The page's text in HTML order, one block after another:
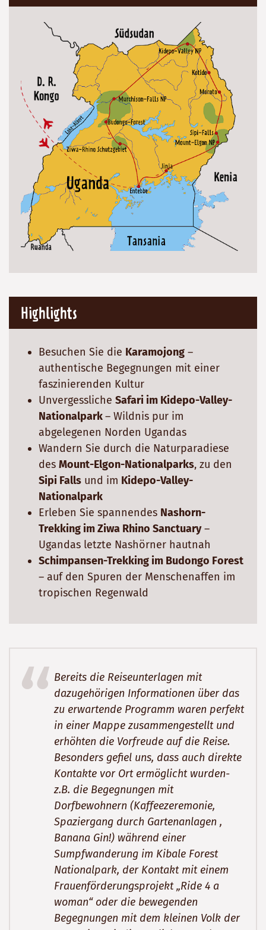
Highlights
Besuchen Sie die Karamojong–
authentische Begegnungen mit einer
faszinierenden Kultur
Unvergessliche Safari im Kidepo-Valley-
Nationalpark– Wildnis pur im
abgelegenen Norden Ugandas
Wandern Sie durch die Naturparadiese
des Mount-Elgon-Nationalparks, zu den
Sipi Fallsund im Kidepo-Valley-
Nationalpark
Erleben Sie spannendes Nashorn-
Trekking im Ziwa Rhino Sanctuary–
Ugandas letzte Nashörner hautnah
Schimpansen-Trekking im Budongo Forest
– auf den Spuren der Menschenaffen im
tropischen Regenwald
Bereits die Reiseunterlagen mit
dazugehörigen Informationen über das
zu erwartende Programm waren perfekt
in einer Mappe zusammengestellt und
erhöhten die Vorfreude auf die Reise.
Besonders gefiel uns, dass auch direkte
Kontakte vor Ort ermöglicht wurden-
z.B. die Begegnungen mit
Dorfbewohnern (Kaffeezeremonie,
Spaziergang durch Gartenanlagen ,
Banana Gin!) während einer
Sumpfwanderung im Kibale Forest
Nationalpark, der Kontakt mit einem
Frauenförderungsprojekt „Ride 4 a
woman“ oder die bewegenden
Begegnungen mit dem kleinen Volk der